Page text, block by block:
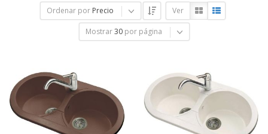
Ordenar por Precio Ver
Mostrar 30 por página